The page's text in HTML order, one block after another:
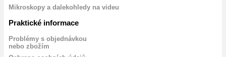
Mikroskopy a dalekohledy na videu
Praktické informace
Problémy s objednávkou
nebo zbožím